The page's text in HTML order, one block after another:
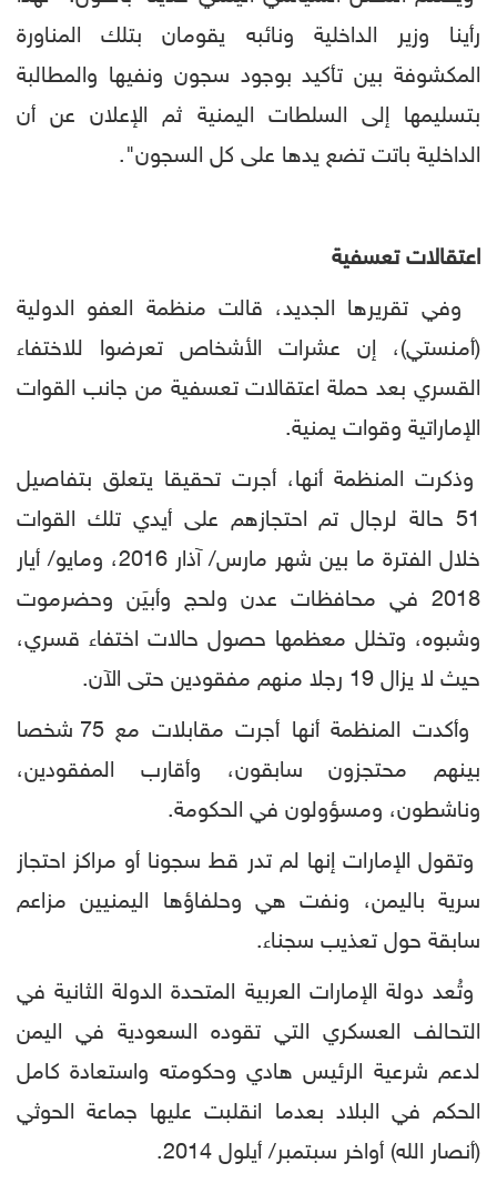
رأينا وزير الداخلية ونائبه يقومان بتلك المناورة
المكشوفة بين تأكيد بوجود سجون ونفيها والمطالبة
بتسليمها إلى السلطات اليمنية ثم الإعلان عن أن
الداخلية باتت تضع يدها على كل السجون".
اعتقالات تعسفية
وفي تقريرها الجديد، قالت منظمة العفو الدولية
(أمنستي)، إن عشرات الأشخاص تعرضوا للاختفاء
القسري بعد حملة اعتقالات تعسفية من جانب القوات
الإماراتية وقوات يمنية.
وذكرت المنظمة أنها، أجرت تحقيقا يتعلق بتفاصيل
51 حالة لرجال تم احتجازهم على أيدي تلك القوات
خلال الفترة ما بين شهر مارس/ آذار 2016، ومايو/ أيار
2018 في محافظات عدن ولحج وأبيَن وحضرموت
وشبوه، وتخلل معظمها حصول حالات اختفاء قسري،
حيث لا يزال 19 رجلا منهم مفقودين حتى الآن.
وأكدت المنظمة أنها أجرت مقابلات مع 75 شخصا
بينهم محتجزون سابقون، وأقارب المفقودين،
وناشطون، ومسؤولون في الحكومة.
وتقول الإمارات إنها لم تدر قط سجونا أو مراكز احتجاز
سرية باليمن، ونفت هي وحلفاؤها اليمنيين مزاعم
سابقة حول تعذيب سجناء.
وتُعد دولة الإمارات العربية المتحدة الدولة الثانية في
التحالف العسكري التي تقوده السعودية في اليمن
لدعم شرعية الرئيس هادي وحكومته واستعادة كامل
الحكم في البلاد بعدما انقلبت عليها جماعة الحوثي
(أنصار الله) أواخر سبتمبر/ أيلول 2014.